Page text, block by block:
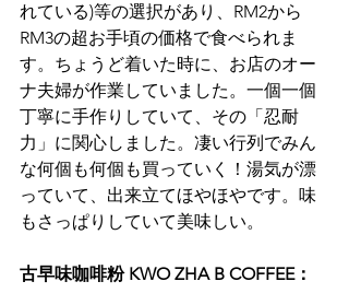
れている)等の選択があり、RM2から
RM3の超お手頃の価格で食べられま
す。ちょうど着いた時に、お店のオー
ナ夫婦が作業していました。一個一個
丁寧に手作りしていて、その「忍耐
力」に関心しました。凄い行列でみん
な何個も何個も買っていく！湯気が漂
っていて、出来立てほやほやです。味
もさっぱりしていて美味しい。
古早味咖啡粉 KWO ZHA B COFFEE：